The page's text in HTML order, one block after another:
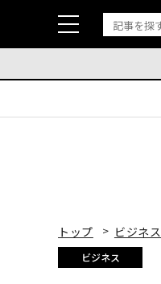
トップ ビジネス
ビジネス